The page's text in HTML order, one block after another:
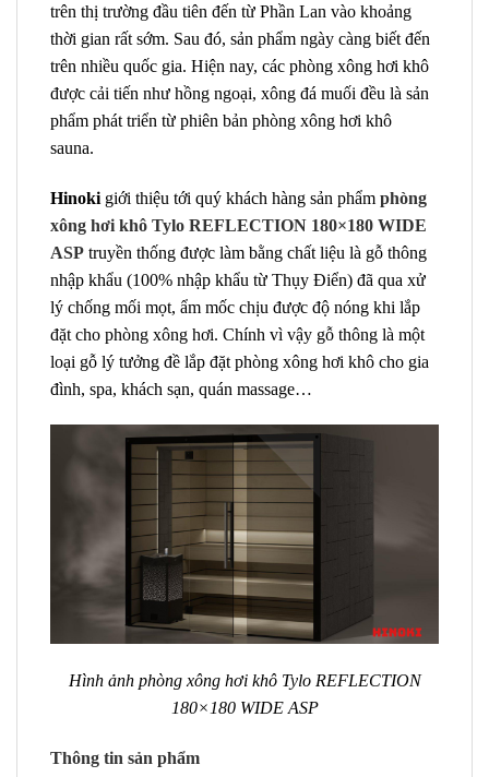
trên thị trường đầu tiên đến từ Phần Lan vào khoảng
thời gian rất sớm. Sau đó, sản phẩm ngày càng biết đến
trên nhiều quốc gia. Hiện nay, các phòng xông hơi khô
được cải tiến như hồng ngoại, xông đá muối đều là sản
phẩm phát triển từ phiên bản phòng xông hơi khô
sauna.
Hinoki giới thiệu tới quý khách hàng sản phẩm phòng
xông hơi khô Tylo REFLECTION 180×180 WIDE
ASP truyền thống được làm bằng chất liệu là gỗ thông
nhập khẩu (100% nhập khẩu từ Thụy Điển) đã qua xử
lý chống mối mọt, ẩm mốc chịu được độ nóng khi lắp
đặt cho phòng xông hơi. Chính vì vậy gỗ thông là một
loại gỗ lý tưởng đề lắp đặt phòng xông hơi khô cho gia
đình, spa, khách sạn, quán massage…
Hình ảnh phòng xông hơi khô Tylo REFLECTION
180×180 WIDE ASP
Thông tin sản phẩm